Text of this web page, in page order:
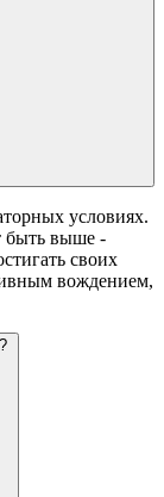
условиях.
быть выше -
своих
вождением,